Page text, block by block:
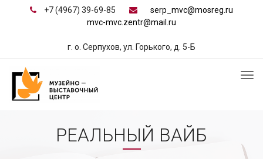
+7 (4967) 39-69-85
serp_mvc@mosreg.ru
mvc-mvc.zentr@mail.ru
г. о. Серпухов, ул. Горького, д. 5-Б
РЕАЛЬНЫЙ ВАЙБ